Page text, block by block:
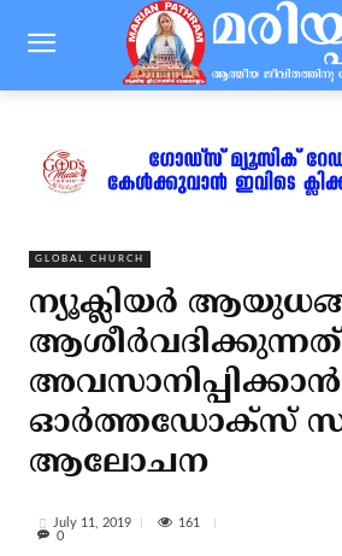
GLOBAL CHURCH
ന്യൂക്ലിയര്‍
ആശീര്‍വദിക്കുന്നത്
ഓര്‍ത്തഡോക്‌സ്
ആലോചന
July 11, 2019
161
0